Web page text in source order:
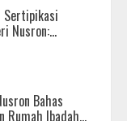
Sertipikasi
Nusron:
Bahas
Rumah Ibadah